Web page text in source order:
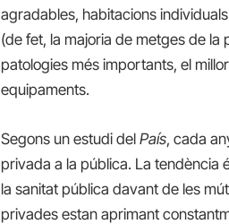
agradables, habitacions
(de fet, la majoria de metges de
patologies més importants, el
equipaments.
Segons un estudi delPaís, cada
privada a la pública. La tendència
la sanitat pública davant de les
privades estan aprimant